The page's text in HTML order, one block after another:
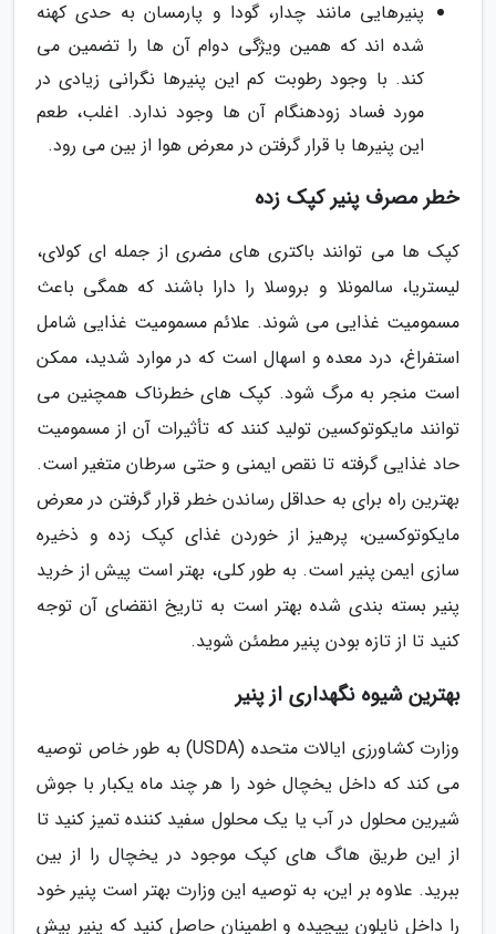
پنیرهایی مانند چدار، گودا و پارمسان به حدی کهنه
شده اند که همین ویژگی دوام آن ها را تضمین می
کند. با وجود رطوبت کم این پنیرها نگرانی زیادی در
مورد فساد زودهنگام آن ها وجود ندارد. اغلب، طعم
این پنیرها با قرار گرفتن در معرض هوا از بین می رود.
خطر مصرف پنیر کپک زده
کپک ها می توانند باکتری های مضری از جمله ای کولای،
لیستریا، سالمونلا و بروسلا را دارا باشند که همگی باعث
مسمومیت غذایی می شوند. علائم مسمومیت غذایی شامل
استفراغ، درد معده و اسهال است که در موارد شدید، ممکن
است منجر به مرگ شود. کپک های خطرناک همچنین می
توانند مایکوتوکسین تولید کنند که تأثیرات آن از مسمومیت
حاد غذایی گرفته تا نقص ایمنی و حتی سرطان متغیر است.
بهترین راه برای به حداقل رساندن خطر قرار گرفتن در معرض
مایکوتوکسین، پرهیز از خوردن غذای کپک زده و ذخیره
سازی ایمن پنیر است. به طور کلی، بهتر است پیش از خرید
پنیر بسته بندی شده بهتر است به تاریخ انقضای آن توجه
کنید تا از تازه بودن پنیر مطمئن شوید.
بهترین شیوه نگهداری از پنیر
وزارت کشاورزی ایالات متحده (USDA) به طور خاص توصیه
می کند که داخل یخچال خود را هر چند ماه یکبار با جوش
شیرین محلول در آب یا یک محلول سفید کننده تمیز کنید تا
از این طریق هاگ های کپک موجود در یخچال را از بین
ببرید. علاوه بر این، به توصیه این وزارت بهتر است پنیر خود
را داخل نایلون پیچیده و اطمینان حاصل کنید که پنیر بیش